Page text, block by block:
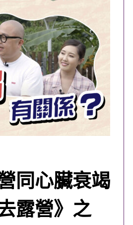
同心臟衰竭
露營》之